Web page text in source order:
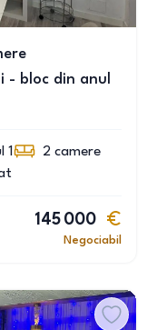
- bloc din anul
1 2 camere
145 000
Negociabil